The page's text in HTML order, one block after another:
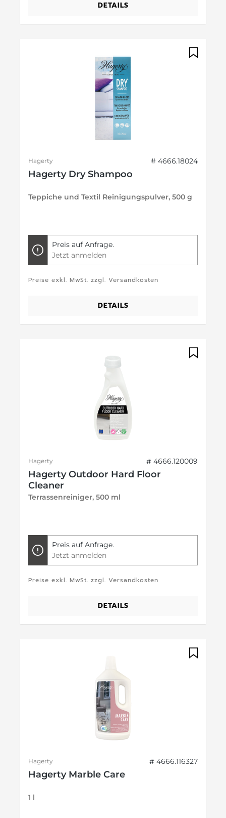
DETAILS
Hagerty # 4666.18024
Hagerty Dry Shampoo
Teppiche und Textil Reinigungspulver, 500 g
Preis auf Anfrage.
Jetzt anmelden
Preise exkl. MwSt. zzgl. Versandkosten
DETAILS
Hagerty # 4666.120009
Hagerty Outdoor Hard Floor
Cleaner
Terrassenreiniger, 500 ml
Preis auf Anfrage.
Jetzt anmelden
Preise exkl. MwSt. zzgl. Versandkosten
DETAILS
Hagerty # 4666.116327
Hagerty Marble Care
1 l